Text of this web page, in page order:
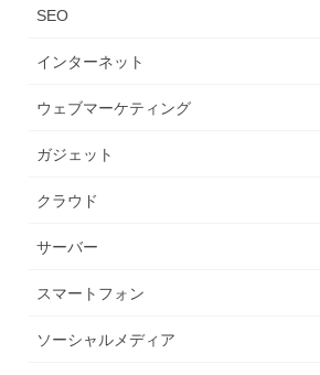
SEO
インターネット
ウェブマーケティング
ガジェット
クラウド
サーバー
スマートフォン
ソーシャルメディア